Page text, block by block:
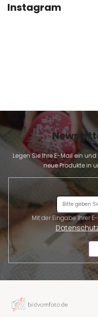
Instagram
Legen Sie Ihre E-Mail ein
neue Produkte in